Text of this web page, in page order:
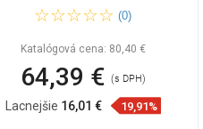
panelový radiátor 400 x 1300
biely - W410H-040-130-00
(0)
Katalógová cena: 80,40 €
64,39 € (s DPH)
Lacnejšie 16,01 € 19,91%